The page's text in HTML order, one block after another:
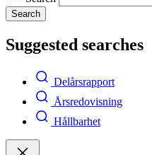
Search
Suggested searches
Delårsrapport
Årsredovisning
Hållbarhet